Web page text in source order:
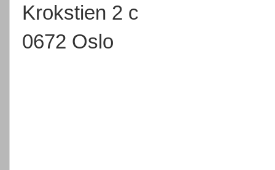
Krokstien 2 c
0672 Oslo